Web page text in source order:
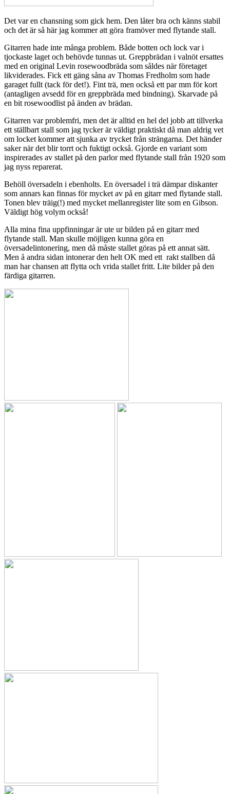
Det var en chansning som gick hem. Den låter bra och känns stabil
och det är så här jag kommer att göra framöver med flytande stall.
Gitarren hade inte många problem. Både botten och lock var i
tjockaste laget och behövde tunnas ut. Greppbrädan i valnöt ersattes
med en original Levin rosewoodbräda som såldes när företaget
likviderades. Fick ett gäng såna av Thomas Fredholm som hade
garaget fullt (tack för det!). Fint trä, men också ett par mm för kort
(antagligen avsedd för en greppbräda med bindning). Skarvade på
en bit rosewoodlist på änden av brädan.
Gitarren var problemfri, men det är alltid en hel del jobb att tillverka
ett ställbart stall som jag tycker är väldigt praktiskt då man aldrig vet
om locket kommer att sjunka av trycket från strängarna. Det händer
saker när det blir torrt och fuktigt också. Gjorde en variant som
inspirerades av stallet på den parlor med flytande stall från 1920 som
jag nyss reparerat.
Behöll översadeln i ebenholts. En översadel i trä dämpar diskanter
som annars kan finnas för mycket av på en gitarr med flytande stall.
Tonen blev träig(!) med mycket mellanregister lite som en Gibson.
Väldigt hög volym också!
Alla mina fina uppfinningar är ute ur bilden på en gitarr med
flytande stall. Man skulle möjligen kunna göra en
översadelintonering, men då måste stallet göras på ett annat sätt.
Men å andra sidan intonerar den helt OK med ett rakt stallben då
man har chansen att flytta och vrida stallet fritt. Lite bilder på den
färdiga gitarren.